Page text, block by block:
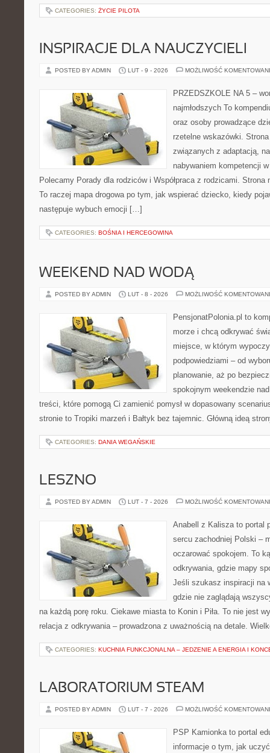
CATEGORIES: ŻYCIE PILOTA
INSPIRACJE DLA NAUCZYCIELI
POSTED BY ADMIN LUT - 9 - 2026 MOŻLIWOŚĆ
PRZEDSZKOLE NA 5 –
najmłodszych To
oraz osoby prowadzące
rzetelne wskazówki.
związanych z adaptacją,
nabywaniem kompetencji
Polecamy Porady dla rodziców i Współpraca z rodzicami.
To raczej mapa drogowa po tym, jak wspierać dziecko, kiedy
następuje wybuch emocji […]
CATEGORIES: BOŚNIA I HERCEGOWINA
WEEKEND NAD WODĄ
POSTED BY ADMIN LUT - 8 - 2026 MOŻLIWOŚĆ
PensjonatPolonia.pl to
morze i chcą odkrywać
miejsce, w którym
podpowiedziami – od
planowanie, aż po
spokojnym weekendzie
treści, które pomogą Ci zamienić pomysł w dopasowany
stronie to Tropiki marzeń i Bałtyk bez tajemnic. Główną ideą
CATEGORIES: DANIA WEGAŃSKIE
LESZNO
POSTED BY ADMIN LUT - 7 - 2026 MOŻLIWOŚĆ
Anabell z Kalisza to portal
sercu zachodniej Polski –
oczarować spokojem. To
odkrywania, gdzie mapy
Jeśli szukasz inspiracji na
gdzie nie zaglądają
na każdą porę roku. Ciekawe miasta to Konin i Piła. To nie jest
relacja z odkrywania – prowadzona z uważnością na detale.
CATEGORIES: KUCHNIA FUNKCJONALNA – JEDZENIE A ENERGIA I
LABORATORIUM STEAM
POSTED BY ADMIN LUT - 7 - 2026 MOŻLIWOŚĆ
PSP Kamionka to portal
informacje o tym, jak